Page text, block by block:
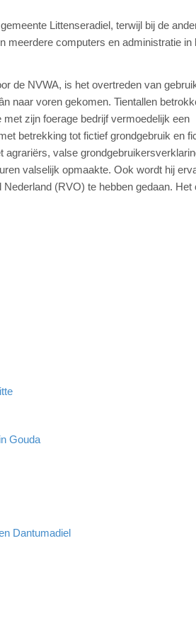
Littenseradiel, terwijl bij de
meerdere computers en administratie in
de NVWA, is het overtreden van
naar voren gekomen. Tientallen
zijn foerage bedrijf vermoedelijk een
betrekking tot fictief grondgebruik en
valse
valselijk opmaakte. Ook wordt hij
(RVO) te hebben gedaan. Het
Gouda
Dantumadiel